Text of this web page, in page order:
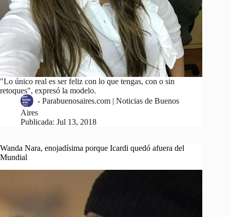
"Lo único real es ser feliz con lo que tengas, con o sin
retoques", expresó la modelo.
- Parabuenosaires.com | Noticias de Buenos
Aires
Publicada: Jul 13, 2018
Wanda Nara, enojadísima porque Icardi quedó afuera del
Mundial